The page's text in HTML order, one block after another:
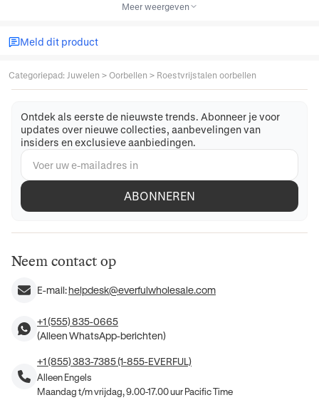
Meer weergeven
Meld dit product
Categoriepad: Juwelen > Oorbellen > Roestvrijstalen oorbellen
Ontdek als eerste de nieuwste trends. Abonneer je voor
updates over nieuwe collecties, aanbevelingen van
insiders en exclusieve aanbiedingen.
ABONNEREN
Neem contact op
E-mail:helpdesk@everfulwholesale.com
+1 (555) 835-0665
(Alleen WhatsApp-berichten)
+1 (855) 383-7385 (1-855-EVERFUL)
Alleen Engels
Maandag t/m vrijdag, 9.00-17.00 uur Pacific Time